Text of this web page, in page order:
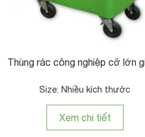
Thùng rác inox tròn A35-L
Size: Ø350 x 730 mm
Xem chi tiết